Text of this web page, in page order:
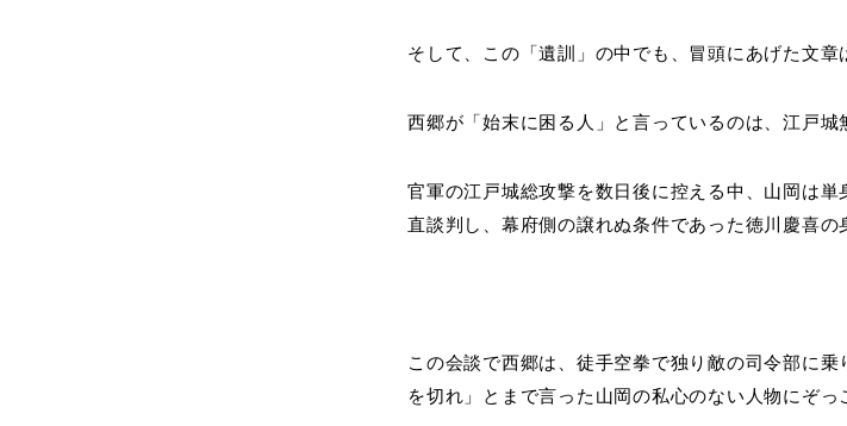
そして、この「遺訓」の中でも、冒頭にあげた文章
西郷が「始末に困る人」と言っているのは、江戸城
官軍の江戸城総攻撃を数日後に控える中、山岡は
直談判し、幕府側の譲れぬ条件であった徳川慶喜の
この会談で西郷は、徒手空拳で独り敵の司令部に
を切れ」とまで言った山岡の私心のない人物にぞっ